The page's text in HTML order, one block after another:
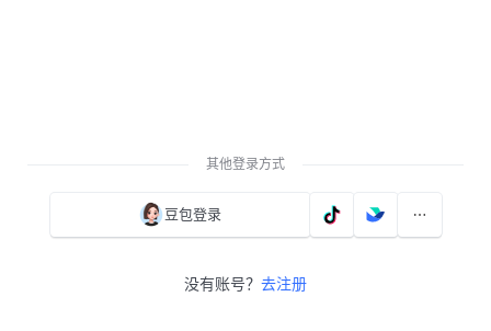
其他登录方式
豆包登录
没有账号？ 去注册